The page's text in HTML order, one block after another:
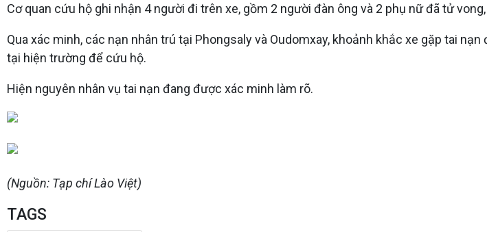
Cơ quan cứu hộ ghi nhận 4 người đi trên xe, gồm 2 người đàn ông và 2 phụ nữ đã tử
Qua xác minh, các nạn nhân trú tại Phongsaly và Oudomxay, khoảnh khắc xe gặp tai
tại hiện trường để cứu hộ.
Hiện nguyên nhân vụ tai nạn đang được xác minh làm rõ.
(Nguồn: Tạp chí Lào Việt)
TAGS